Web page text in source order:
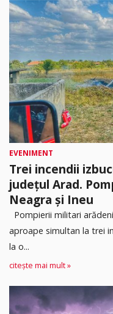
EVENIMENT
Trei incendii
județul Arad.
Neagra și Ineu
Pompierii militari
aproape simultan la trei
la o...
citește mai mult »